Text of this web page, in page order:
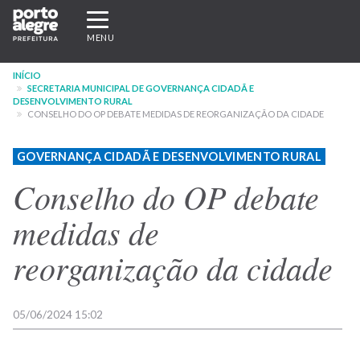
Pular
para
conteúdo
principal
Expandir/recolher
navegação
MENU
INÍCIO
SECRETARIA MUNICIPAL DE GOVERNANÇA CIDADÃ E
DESENVOLVIMENTO RURAL
CONSELHO DO OP DEBATE MEDIDAS DE REORGANIZAÇÃO DA CIDADE
GOVERNANÇA CIDADÃ E DESENVOLVIMENTO RURAL
Conselho do OP debate
medidas de
reorganização da cidade
05/06/2024 15:02